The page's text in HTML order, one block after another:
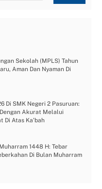
Sekolah (MPLS) Tahun
Aman Dan Nyaman Di
Di SMK Negeri 2 Pasuruan:
Akurat Melalui
Di Atas Ka’bah
1448 H: Tebar
Di Bulan Muharram